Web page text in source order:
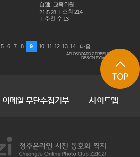
自運_교육위원
21.5.28
조회 214
추천 수 13
5 6 7 8 9 10 11 12 13 14 다음
APLOS BOARD 2 FREE LICENSE
DESIGN BY MACARON
TOP
이메일 무단수집거부 사이트맵